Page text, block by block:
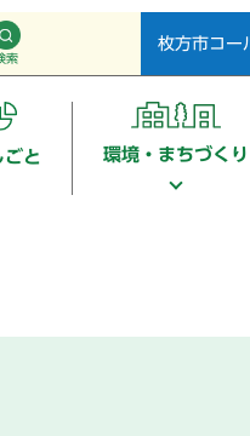
索
枚方市コー
と 環境・まちづくり